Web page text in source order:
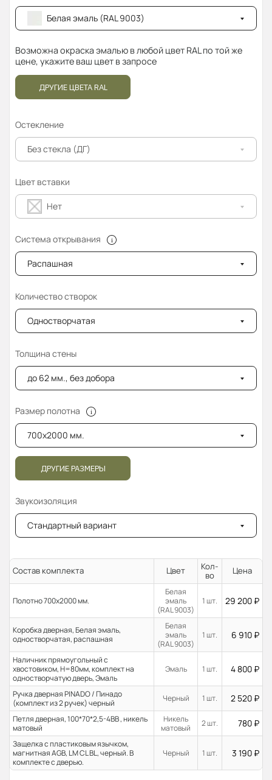
Белая эмаль (RAL 9003)
Возможна окраска эмалью в любой цвет RAL по той же
цене, укажите ваш цвет в запросе
ДРУГИЕ ЦВЕТА RAL
Остекление
Без стекла (ДГ)
Цвет вставки
Нет
Система открывания
Распашная
Количество створок
Одностворчатая
Толщина стены
до 62 мм., без добора
Размер полотна
700x2000 мм.
ДРУГИЕ РАЗМЕРЫ
Звукоизоляция
Стандартный вариант
Состав комплекта Цвет
Кол-
во
Цена
Полотно 700x2000 мм.
Белая
эмаль
(RAL 9003)
1 шт. 29 200 ₽
Коробка дверная, Белая эмаль,
одностворчатая, распашная
Белая
эмаль
(RAL 9003)
1 шт. 6 910 ₽
Наличник прямоугольный с
хвостовиком, H=80мм, комплект на
одностворчатую дверь, Эмаль
Эмаль 1 шт. 4 800 ₽
Ручка дверная PINADO / Пинадо
(комплект из 2 ручек) черный
Черный 1 шт. 2 520 ₽
Петля дверная, 100*70*2,5-4ВВ , никель
матовый
Никель
матовый
2 шт. 780 ₽
Защелка с пластиковым язычком,
магнитная AGB, LM CL BL, черный. В
комплекте с дверью.
Черный 1 шт. 3 190 ₽